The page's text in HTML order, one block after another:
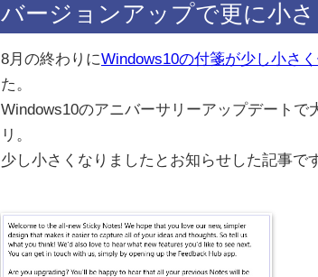
バージョンアップで更に小さ
8月の終わりにWindows10の付箋が少し小さ
た。
Windows10のアニバーサリーアップデート
リ。
少し小さくなりましたとお知らせした記事で